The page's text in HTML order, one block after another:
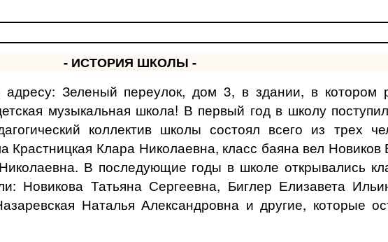
- ИСТОРИЯ ШКОЛЫ -
Зеленый переулок, дом 3, в здании, в котором
музыкальная школа! В первый год в школу
коллектив школы состоял всего из трех
Клара Николаевна, класс баяна вел
В последующие годы в школе открывались
Новикова Татьяна Сергеевна, Биглер Елизавета
Наталья Александровна и другие, которые